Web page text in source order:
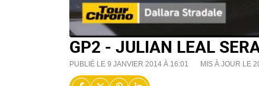
GP2 - JULIAN LEAL
PUBLIÉ LE 9 JANVIER 2014 À 16:01 MIS À JOUR LE